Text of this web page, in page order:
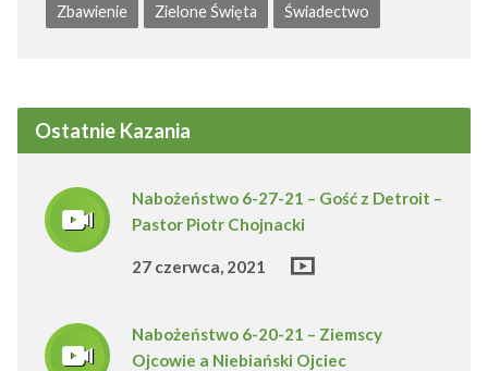
Zbawienie Zielone Święta Świadectwo
Ostatnie Kazania
Nabożeństwo 6-27-21 – Gość z Detroit –
Pastor Piotr Chojnacki
27 czerwca, 2021
Nabożeństwo 6-20-21 – Ziemscy
Ojcowie a Niebiański Ojciec